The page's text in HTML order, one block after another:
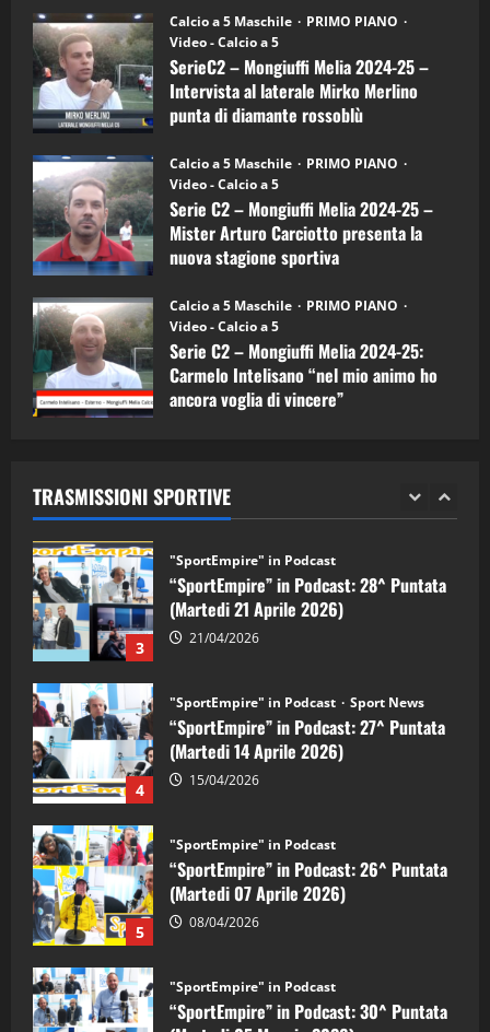
6)
–
Intervista
a
mister
Arturo
Carciotto
(Mongiuffi
Calcio a 5 Maschile
PRIMO PIANO
Video - Calcio a 5
SerieC2 – Mongiuffi Melia 2024-25 –
Intervista al laterale Mirko Merlino
punta di diamante rossoblù
Calcio a 5 Maschile
PRIMO PIANO
Video - Calcio a 5
Serie C2 – Mongiuffi Melia 2024-25 –
Mister Arturo Carciotto presenta la
nuova stagione sportiva
Calcio a 5 Maschile
PRIMO PIANO
Video - Calcio a 5
Serie C2 – Mongiuffi Melia 2024-25:
Carmelo Intelisano “nel mio animo ho
ancora voglia di vincere”
TRASMISSIONI SPORTIVE
4
“SportEmpire” in Podcast: 27^ Puntata
(Martedi 14 Aprile 2026)
15/04/2026
5
“SportEmpire” in Podcast: 26^ Puntata
(Martedi 07 Aprile 2026)
08/04/2026
1
“SportEmpire” in Podcast: 30^ Puntata
(Martedi 05 Maggio 2026)
08/05/2026
2 28/04/2026
3
"SportEmpire" in Podcast
“SportEmpire” in Podcast: 28^ Puntata
(Martedi 21 Aprile 2026)
21/04/2026
4
"SportEmpire" in Podcast Sport News
“SportEmpire” in Podcast: 27^ Puntata
(Martedi 14 Aprile 2026)
15/04/2026
5
"SportEmpire" in Podcast
“SportEmpire” in Podcast: 26^ Puntata
(Martedi 07 Aprile 2026)
08/04/2026
"SportEmpire" in Podcast
“SportEmpire” in Podcast: 30^ Puntata